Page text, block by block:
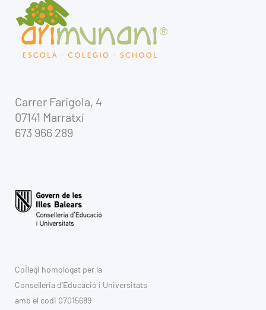
Carrer Farigola, 4
07141 Marratxí
673 966 289
Col·legi homologat per la
Conselleria d'Educació i Universitats
amb el codi 07015689